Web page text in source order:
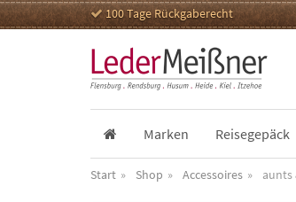
100 Tage Rückgaberecht
Marken Reisegepäck
Start Shop Accessoires aunts